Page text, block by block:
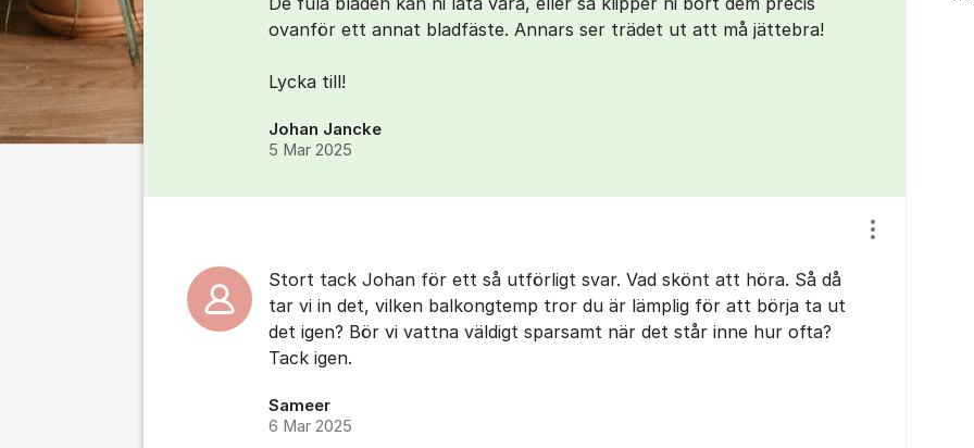
ovanför ett annat bladfäste. Annars ser trädet ut att må jättebra!
Lycka till!
Johan Jancke
5 Mar 2025
Stort tack Johan för ett så utförligt svar. Vad skönt att höra. Så då
tar vi in det, vilken balkongtemp tror du är lämplig för att börja ta ut
det igen? Bör vi vattna väldigt sparsamt när det står inne hur ofta?
Tack igen.
Sameer
6 Mar 2025
Visa/dölj